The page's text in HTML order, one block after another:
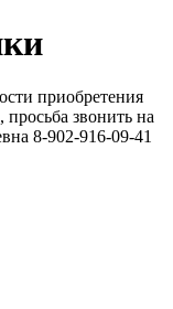
приобретения
звонить на
8-902-916-09-41